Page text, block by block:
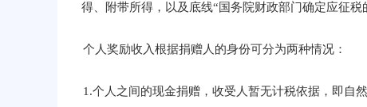
得、附带所得，以及底线“国务院财政部门确定应征税
个人奖励收入根据捐赠人的身份可分为两种情况：
1.个人之间的现金捐赠，收受人暂无计税依据，即自